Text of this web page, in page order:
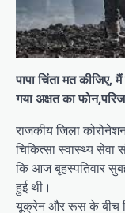
पापा चिंता मत
गया अक्षत का
राजकीय जिला
चिकित्सा स्वास्थ्य सेवा
कि आज बृहस्पतिवार
हुई थी।
यूक्रेन और रूस के बीच